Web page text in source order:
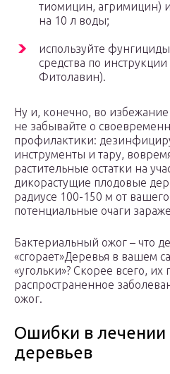
тиомицин, агримицин)
на 10 л воды;
используйте
средства по
Фитолавин).
Ну и, конечно, во
не забывайте о
профилактики:
инструменты и тару,
растительные остатки на
дикорастущие плодовые
радиусе 100-150 м от вашего
потенциальные очаги
Бактериальный ожог – что
«сгорает»Деревья в вашем
«угольки»? Скорее всего,
распространенное
ожог.
Ошибки в
деревьев